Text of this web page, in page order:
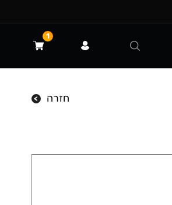
חזרה
1